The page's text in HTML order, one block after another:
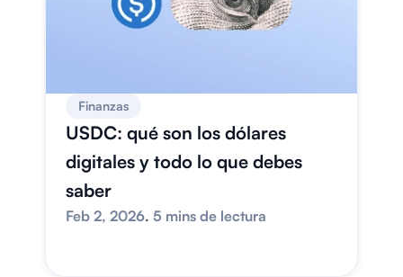
Finanzas
USDC: qué son los dólares
digitales y todo lo que debes
saber
Feb 2, 2026. 5 mins de lectura